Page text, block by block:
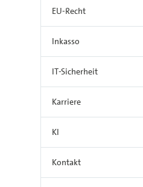
EU-Recht
Inkasso
IT-Sicherheit
Karriere
KI
Kontakt